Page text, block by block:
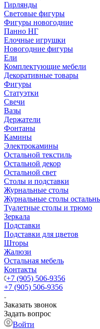
Гирлянды
Световые фигуры
Фигуры новогодние
Панно НГ
Елочные игрушки
Новогодние фигуры
Ели
Комплектующие мебели
Декоративные товары
Фигуры
Статуэтки
Свечи
Вазы
Держатели
Фонтаны
Камины
Электрокамины
Остальной текстиль
Остальной декор
Остальной свет
Столы и подставки
Журнальные столы
Журнальные столы
Туалетные столы и трюмо
Зеркала
Подставки
Подставки для цветов
Шторы
Жалюзи
Остальная мебель
Контакты
+7 (905) 506-9356
+7 (905) 506-9356
Заказать звонок
Задать вопрос
Войти